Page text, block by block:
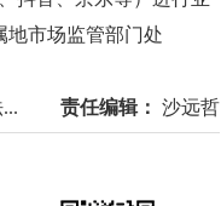
地市场监管部门处
责任编辑： 沙远哲